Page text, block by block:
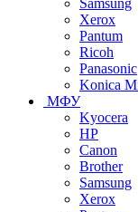
Samsung
Xerox
Pantum
Ricoh
Panasonic
Konica
МФУ
Kyocera
HP
Canon
Brother
Samsung
Xerox